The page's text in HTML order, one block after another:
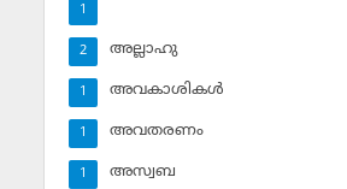
1
അല്ലാഹു
2
അവകാശികള്‍
1
അവതരണം
1
അസ്വബ
1